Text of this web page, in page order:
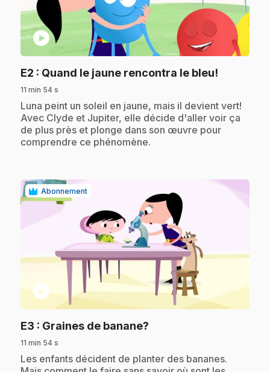
play_circle
E2 : Quand le jaune rencontra le bleu!
11 min 54 s
.Luna peint un soleil en jaune, mais il devient vert!
Avec Clyde et Jupiter, elle décide d'aller voir ça
de plus près et plonge dans son œuvre pour
comprendre ce phénomène.
Abonnement
play_circle
E3 : Graines de banane?
11 min 54 s
.Les enfants décident de planter des bananes.